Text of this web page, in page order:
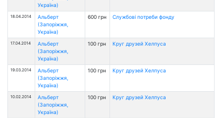
Україна)
18.04.2014
Альберт
(Запоріжжя,
Україна)
600 грн Службові потреби фонду
17.04.2014
Альберт
(Запоріжжя,
Україна)
100 грн Круг друзей Хелпуса
19.03.2014
Альберт
(Запоріжжя,
Україна)
100 грн Круг друзей Хелпуса
10.02.2014
Альберт
(Запоріжжя,
Україна)
100 грн Круг друзей Хелпуса